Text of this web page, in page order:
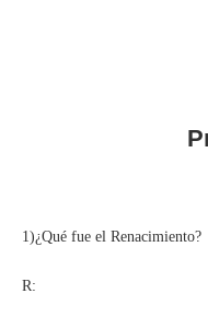
1)¿Qué fue el Renacimiento?
R: